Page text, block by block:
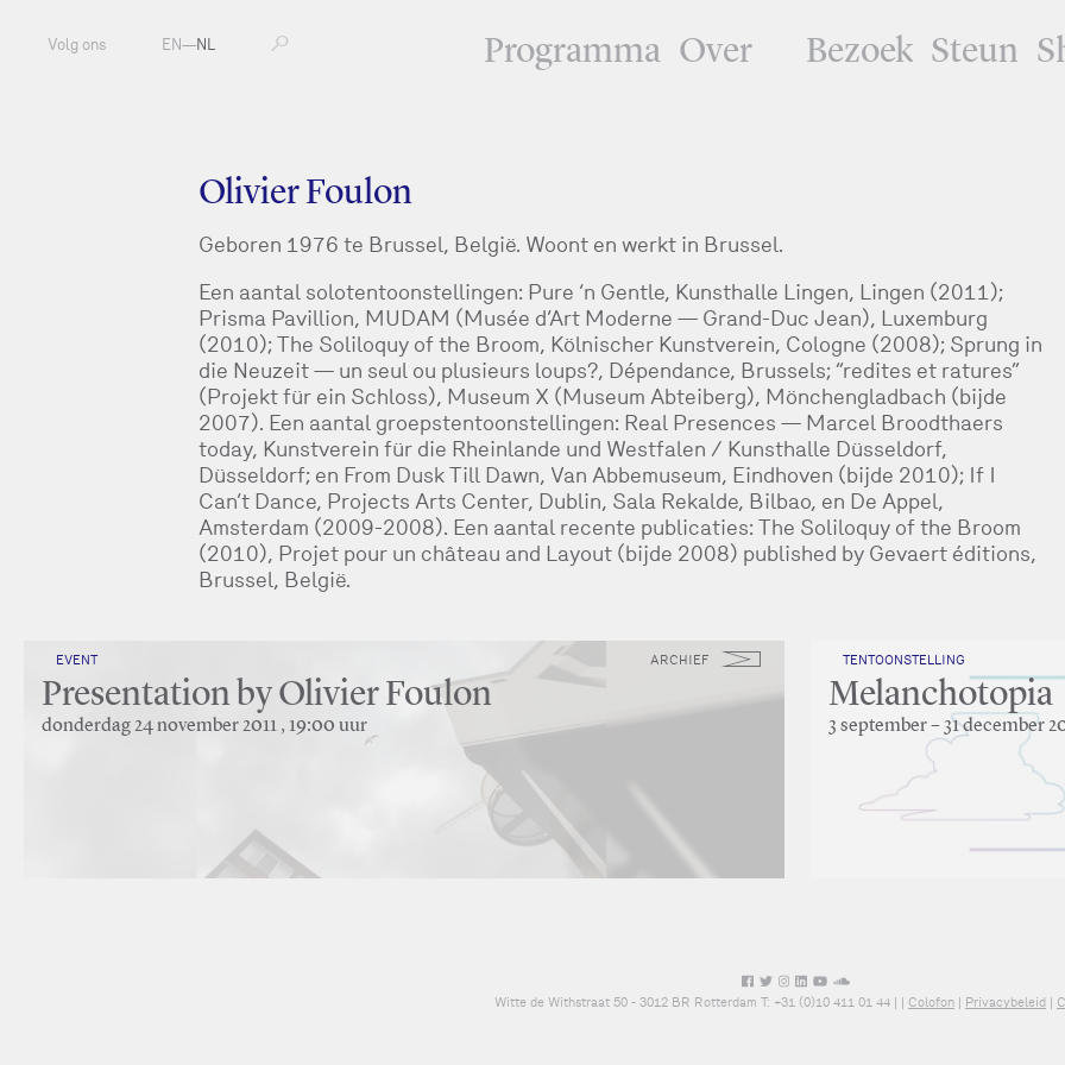
Programma Over Bezoek Steun
Volg ons EN—NL
Olivier Foulon
Geboren 1976 te Brussel, België. Woont en werkt in Brussel.
Een aantal solotentoonstellingen: Pure ‘n Gentle, Kunsthalle Lingen, Lingen (2011);
Prisma Pavillion, MUDAM (Musée d’Art Moderne — Grand-Duc Jean), Luxemburg
(2010); The Soliloquy of the Broom, Kölnischer Kunstverein, Cologne (2008); Sprung in
die Neuzeit — un seul ou plusieurs loups?, Dépendance, Brussels; “redites et ratures”
(Projekt für ein Schloss), Museum X (Museum Abteiberg), Mönchengladbach (bijde
2007). Een aantal groepstentoonstellingen: Real Presences — Marcel Broodthaers
today, Kunstverein für die Rheinlande und Westfalen / Kunsthalle Düsseldorf,
Düsseldorf; en From Dusk Till Dawn, Van Abbemuseum, Eindhoven (bijde 2010); If I
Can’t Dance, Projects Arts Center, Dublin, Sala Rekalde, Bilbao, en De Appel,
Amsterdam (2009-2008). Een aantal recente publicaties: The Soliloquy of the Broom
(2010), Projet pour un château and Layout (bijde 2008) published by Gevaert éditions,
Brussel, België.
ARCHIEF
EVENT
Presentation by Olivier Foulon
donderdag 24 november 2011 , 19:00 uur
TENTOONSTELLING
Melanchotopia
3 september – 31 december
Witte de Withstraat 50 - 3012 BR Rotterdam T: +31 (0)10 411 01 44 | Colofon| Privacybeleid